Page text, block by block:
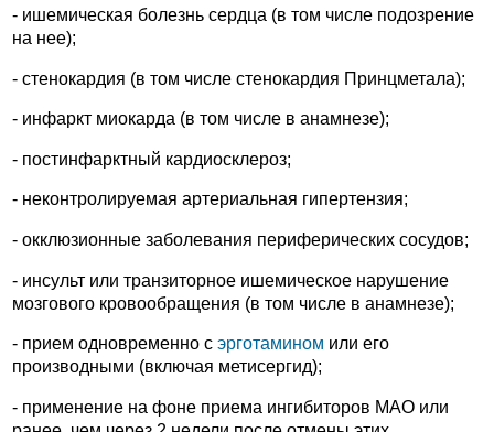
- ишемическая болезнь сердца (в том числе подозрение
на нее);
- стенокардия (в том числе стенокардия Принцметала);
- инфаркт миокарда (в том числе в анамнезе);
- постинфарктный кардиосклероз;
- неконтролируемая артериальная гипертензия;
- окклюзионные заболевания периферических сосудов;
- инсульт или транзиторное ишемическое нарушение
мозгового кровообращения (в том числе в анамнезе);
- прием одновременно с эрготамином или его
производными (включая метисергид);
- применение на фоне приема ингибиторов МАО или